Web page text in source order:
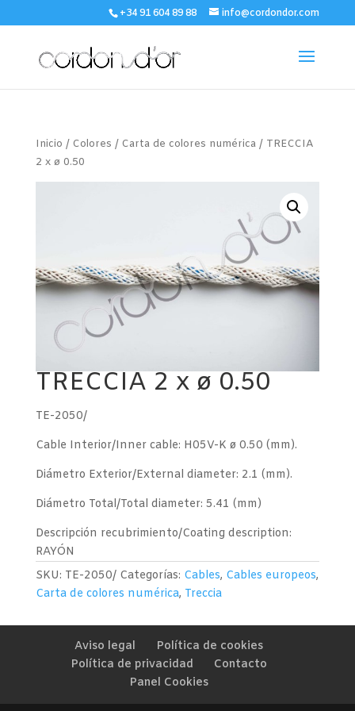
+34 91 604 89 88 info@cordondor.com
Inicio / Colores / Carta de colores numérica/ TRECCIA
2 x ø 0.50
TRECCIA 2 x ø 0.50
TE-2050/
Cable Interior/Inner cable: H05V-K ø 0.50 (mm).
Diámetro Exterior/External diameter: 2.1 (mm).
Diámetro Total/Total diameter: 5.41 (mm)
Descripción recubrimiento/Coating description:
RAYÓN
SKU: TE-2050/ Categorías: Cables, Cables europeos,
Carta de colores numérica, Treccia
Aviso legal
Política de cookies
Política de privacidad
Contacto
Panel Cookies